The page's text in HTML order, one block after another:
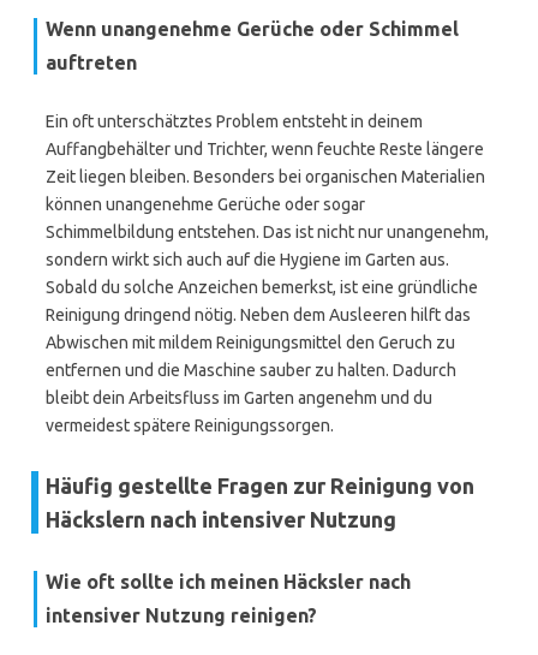
Wenn unangenehme Gerüche oder Schimmel
auftreten
Ein oft unterschätztes Problem entsteht in deinem
Auffangbehälter und Trichter, wenn feuchte Reste längere
Zeit liegen bleiben. Besonders bei organischen Materialien
können unangenehme Gerüche oder sogar
Schimmelbildung entstehen. Das ist nicht nur unangenehm,
sondern wirkt sich auch auf die Hygiene im Garten aus.
Sobald du solche Anzeichen bemerkst, ist eine gründliche
Reinigung dringend nötig. Neben dem Ausleeren hilft das
Abwischen mit mildem Reinigungsmittel den Geruch zu
entfernen und die Maschine sauber zu halten. Dadurch
bleibt dein Arbeitsfluss im Garten angenehm und du
vermeidest spätere Reinigungssorgen.
Häufig gestellte Fragen zur Reinigung von
Häckslern nach intensiver Nutzung
Wie oft sollte ich meinen Häcksler nach
intensiver Nutzung reinigen?